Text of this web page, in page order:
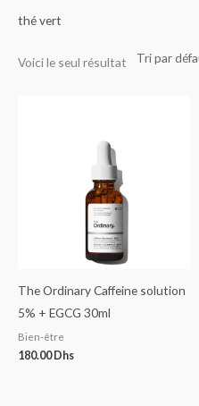
thé vert
Voici le seul résultat
The Ordinary Caffeine solution
5% + EGCG 30ml
Bien-être
180.00Dhs